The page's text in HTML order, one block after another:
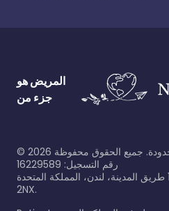
المريض هو
جزء من
© 2026
رقم التسجيل: 16229589
المكتب المسجل: 128 طريق المدينة، لندن، المملكة المتحدة، EC1V
2NX.